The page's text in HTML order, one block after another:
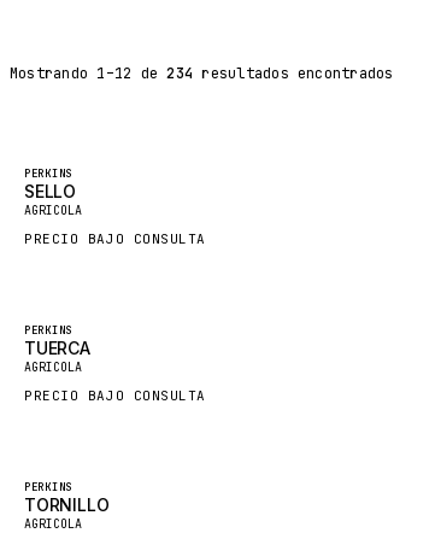
BALDWIN
SANY
HIDROMEK
BOSCH
HYBEL
KALMAR
Mostrando 1–12 de 234 resultados encontrados
Destacado
PERKINS
SELLO
AGRICOLA
PRECIO BAJO CONSULTA
Destacado
PERKINS
TUERCA
AGRICOLA
PRECIO BAJO CONSULTA
Destacado
PERKINS
TORNILLO
AGRICOLA